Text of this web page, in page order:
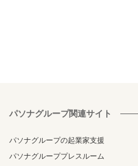
パソナグループ関連サイト
パソナグループの起業家支援
パソナグループプレスルーム